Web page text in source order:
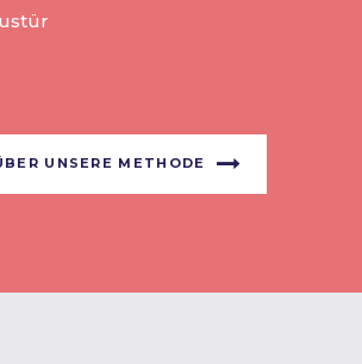
UNSERE METHODE